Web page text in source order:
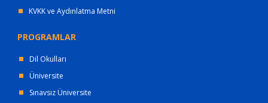
KVKK ve Aydınlatma Metni
PROGRAMLAR
Dil Okulları
Üniversite
Sınavsız Üniversite